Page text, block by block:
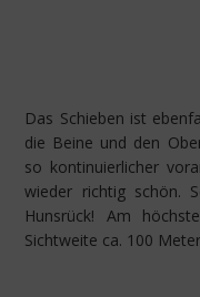
Das Schieben ist
die Beine und den
so kontinuierlicher
wieder richtig schön.
Hunsrück! Am
Sichtweite ca. 100